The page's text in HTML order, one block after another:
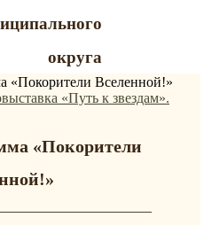
округа
«Покорители Вселенной!»
«Путь к звездам».
«Покорители